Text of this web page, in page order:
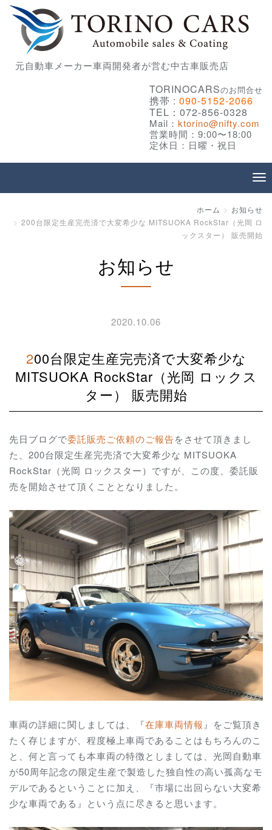
元自動車メーカー車両開発者が営む中古車販売店
TORINOCARSのお問合せ
携帯 : 090-5152-2066
TEL：072-856-0328
Mail： ktorino@nifty.com
営業時間：9:00〜18:00
定休日：日曜・祝日
ホーム
お知らせ
200台限定生産完売済で大変希少な MITSUOKA RockStar（光岡 ロ
ックスター） 販売開始
お知らせ
2020.10.06
200台限定生産完売済で大変希少な
MITSUOKA RockStar（光岡 ロックス
ター） 販売開始
先日ブログで委託販売ご依頼のご報告をさせて頂きまし
た、200台限定生産完売済で大変希少な MITSUOKA
RockStar（光岡 ロックスター）ですが、この度、委託販
売を開始させて頂くこととなりました。
車両の詳細に関しましては、『在庫車両情報 』をご覧頂き
たく存じますが、程度極上車両であることはもちろんのこ
と、何と言っても本車両の特徴としましては、光岡自動車
が50周年記念の限定生産で製造した独自性の高い孤高なモ
デルであるということに加え、『市場に出回らない大変希
少な車両である』という点に尽きると思います。